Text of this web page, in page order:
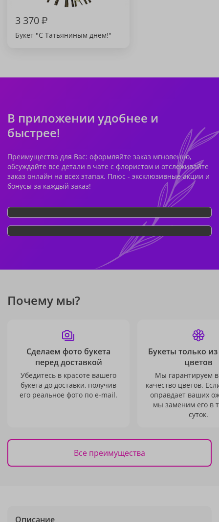
3 370₽
Букет "С Татьяниным днем!"
В приложении удобнее и
быстрее!
Преимущества для Вас: оформляйте заказ мгновенно,
обсуждайте все детали в чате с флористом и отслеживайте
заказ онлайн на всех этапах. Плюс - эксклюзивные акции и
бонусы за каждый заказ!
Почему мы?
Сделаем фото букета
перед доставкой
Убедитесь в красоте вашего
букета до доставки, получив
его реальное фото по e-mail.
Букеты только
цветов
Мы гарантируем
качество цветов.
оправдает ваших
мы заменим его в
суток.
Все преимущества
Описание